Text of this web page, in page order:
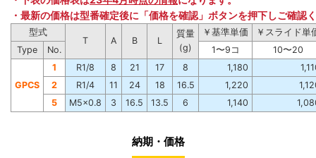
・最新の価格は型番確定後に「価格を確認」ボタンを押下しご確認
型式
T
A B L
質量
(g)
￥基準単価
￥スライド単
Type
No. 1〜9コ 10〜20
GPCS
1 R1/8 8 21 17 8 1,180
2
R1/4 11 24 18 16.5 1,220
5
M5×0.8 3 16.5 13.5 6 1,140
納期・価格